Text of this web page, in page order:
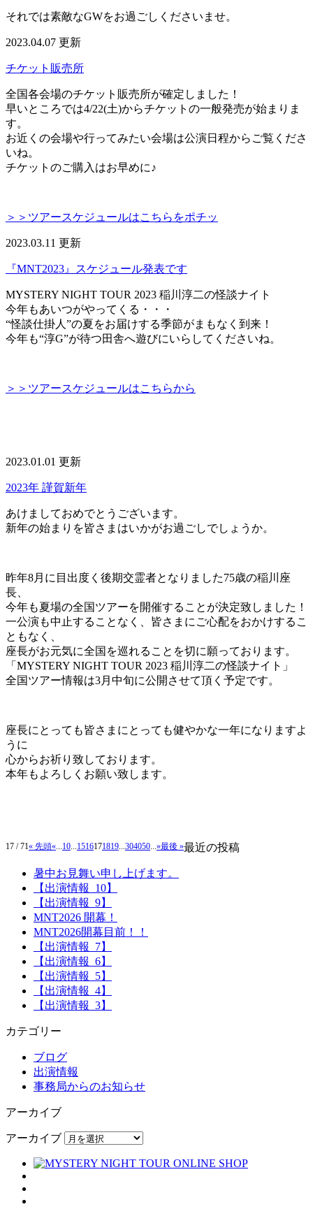
それでは素敵なGWをお過ごしくださいませ。
2023.04.07 更新
チケット販売所
全国各会場のチケット販売所が確定しました！
早いところでは4/22(土)からチケットの一般発売が始まりま
す。
お近くの会場や行ってみたい会場は公演日程からご覧くださ
いね。
チケットのご購入はお早めに♪
＞＞ツアースケジュールはこちらをポチッ
2023.03.11 更新
『MNT2023』スケジュール発表です
MYSTERY NIGHT TOUR 2023 稲川淳二の怪談ナイト
今年もあいつがやってくる・・・
“怪談仕掛人”の夏をお届けする季節がまもなく到来！
今年も“淳G”が待つ田舎へ遊びにいらしてくださいね。
＞＞ツアースケジュールはこちらから
2023.01.01 更新
2023年 謹賀新年
あけましておめでとうございます。
新年の始まりを皆さまはいかがお過ごしでしょうか。
昨年8月に目出度く後期交霊者となりました75歳の稲川座
長、
今年も夏場の全国ツアーを開催することが決定致しました！
一公演も中止することなく、皆さまにご心配をおかけするこ
ともなく、
座長がお元気に全国を巡れることを切に願っております。
「MYSTERY NIGHT TOUR 2023 稲川淳二の怪談ナイト」
全国ツアー情報は3月中旬に公開させて頂く予定です。
座長にとっても皆さまにとっても健やかな一年になりますよ
うに
心からお祈り致しております。
本年もよろしくお願い致します。
17 / 71« 先頭« 10 1516171819 304050 »最後 »最近の投稿
暑中お見舞い申し上げます。
【出演情報_10】
【出演情報_9】
MNT2026 開幕！
MNT2026開幕目前！！
【出演情報_7】
【出演情報_6】
【出演情報_5】
【出演情報_4】
【出演情報_3】
カテゴリー
ブログ
出演情報
事務局からのお知らせ
アーカイブ
アーカイブ